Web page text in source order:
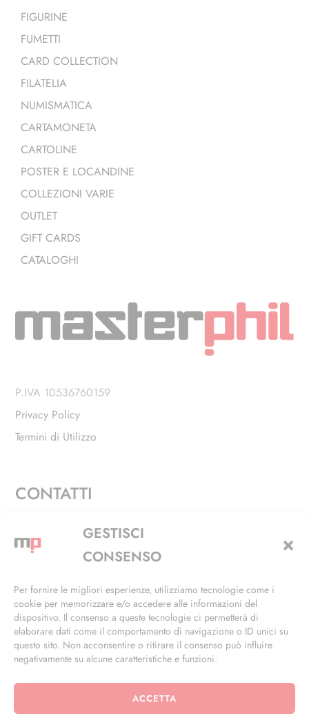
GESTISCI
CONSENSO
Per fornire le migliori esperienze, utilizziamo tecnologie come i
cookie per memorizzare e/o accedere alle informazioni del
dispositivo. Il consenso a queste tecnologie ci permetterà di
elaborare dati come il comportamento di navigazione o ID unici su
questo sito. Non acconsentire o ritirare il consenso può influire
negativamente su alcune caratteristiche e funzioni.
ACCETTA
FIGURINE
FUMETTI
CARD COLLECTION
FILATELIA
NUMISMATICA
CARTAMONETA
CARTOLINE
POSTER E LOCANDINE
COLLEZIONI VARIE
OUTLET
GIFT CARDS
CATALOGHI
P.IVA 10536760159
Privacy Policy
Termini di Utilizzo
CONTATTI
Via Alfieri, 27 - Trezzano Sul Naviglio (MI)
+39 02 4846 3155
info@masterphil.it